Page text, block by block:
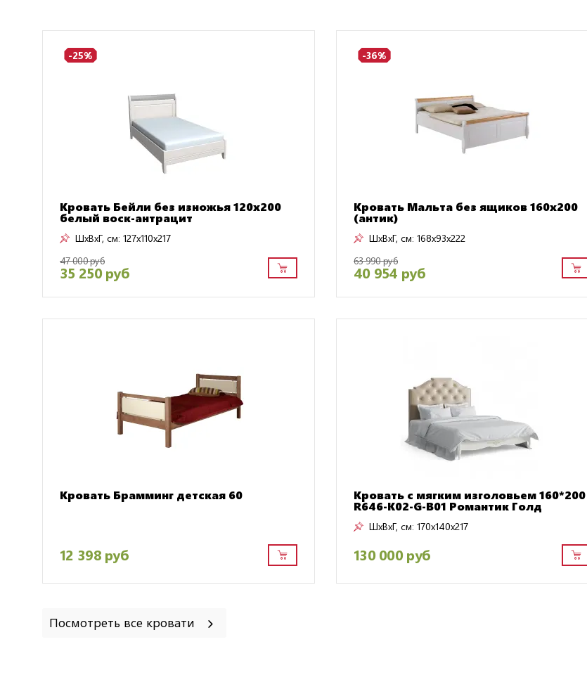
-25%
Кровать Бейли без изножья 120х200
белый воск-антрацит
ШxВxГ, см: 127x110x217
47 000 руб
35 250 руб
-36%
Кровать Мальта без ящиков 160х200
(антик)
ШxВxГ, см: 168x93x222
63 990 руб
40 954 руб
Кровать Брамминг детская 60
12 398 руб
Кровать с мягким изголовьем 160*200
R646-K02-G-B01 Романтик Голд
ШxВxГ, см: 170x140x217
130 000 руб
Посмотреть все кровати